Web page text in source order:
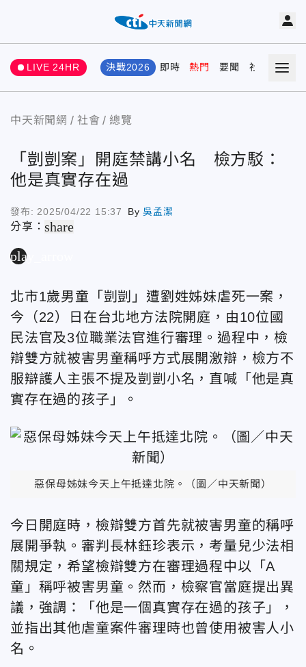
LIVE 24HR 決戰2026 即時 熱門 要聞 社會 娛樂
中天新聞網 社會 總覽
「剴剴案」開庭禁講小名 檢方駁：
他是真實存在過
發布: 2025/04/22 15:37 By吳孟潔
分享：share
play_arrow
北市1歲男童「剴剴」遭劉姓姊妹虐死一案，
今（22）日在台北地方法院開庭，由10位國
民法官及3位職業法官進行審理。過程中，檢
辯雙方就被害男童稱呼方式展開激辯，檢方不
服辯護人主張不提及剴剴小名，直喊「他是真
實存在過的孩子」。
惡保母姊妹今天上午抵達北院。（圖／中天新聞）
今日開庭時，檢辯雙方首先就被害男童的稱呼
展開爭執。審判長林鈺珍表示，考量兒少法相
關規定，希望檢辯雙方在審理過程中以「A
童」稱呼被害男童。然而，檢察官當庭提出異
議，強調：「他是一個真實存在過的孩子」，
並指出其他虐童案件審理時也曾使用被害人小
名。